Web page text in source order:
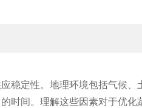
稳定性。地理环境包括气候、
时间。理解这些因素对于优化